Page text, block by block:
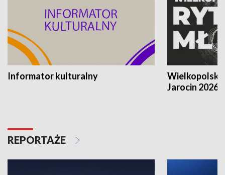
Informator kulturalny
Jarocin 2026
REPORTAŻE